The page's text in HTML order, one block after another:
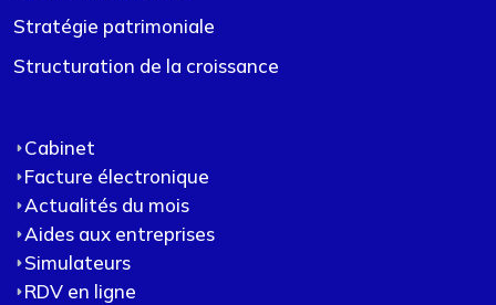
Stratégie patrimoniale
Structuration de la croissance
Cabinet
Facture électronique
Actualités du mois
Aides aux entreprises
Simulateurs
RDV en ligne